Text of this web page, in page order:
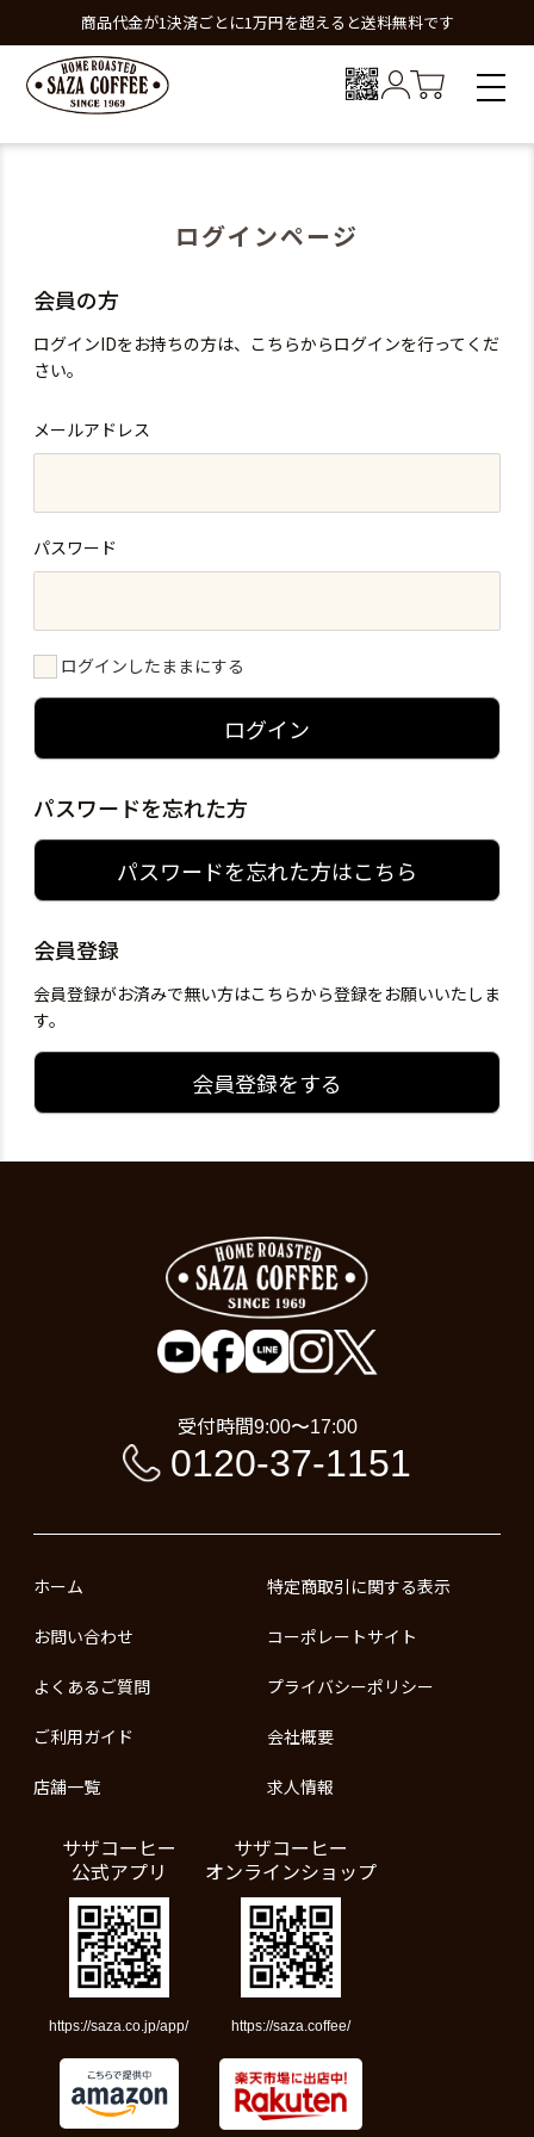
商品代金が1決済ごとに1万円を超えると送料無料です
ログインページ
会員の方
ログインIDをお持ちの方は、こちらからログインを行ってくだ
さい。
メールアドレス
パスワード
ログインしたままにする
ログイン
パスワードを忘れた方
パスワードを忘れた方はこちら
会員登録
会員登録がお済みで無い方はこちらから登録をお願いいたしま
す。
会員登録をする
受付時間9:00〜17:00
0120-37-1151
ホーム
お問い合わせ
よくあるご質問
ご利用ガイド
店舗一覧
特定商取引に関する表示
コーポレートサイト
プライバシーポリシー
会社概要
求人情報
サザコーヒー
公式アプリ
https://saza.co.jp/app/
サザコーヒー
オンラインショップ
https://saza.coffee/